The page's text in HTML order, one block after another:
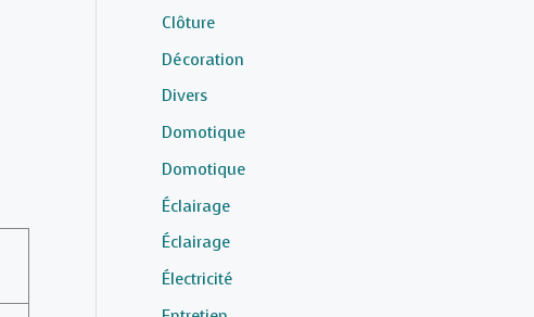
Clôture
Décoration
Divers
Domotique
Domotique
Éclairage
Éclairage
Électricité